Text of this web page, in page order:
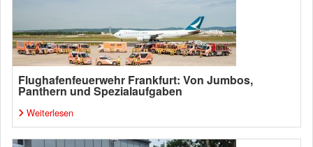
Flughafenfeuerwehr Frankfurt: Von Jumbos,
Panthern und Spezialaufgaben
Weiterlesen